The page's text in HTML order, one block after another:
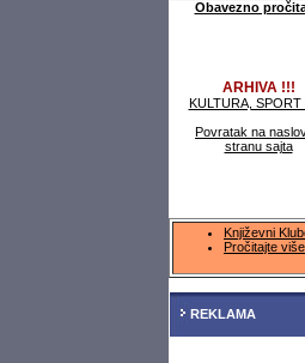
Obavezno
ARHIVA !!!
KULTURA, SPORT
Povratak na
stranu sajta
Književni
Pročitajte više
REKLAMA